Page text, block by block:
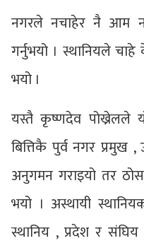
नगरले नचाहेर नै आम
गर्नुभयो । स्थानियले
भयो ।
यस्तै कृष्णदेव पोख्रेलले
बित्तिकै पुर्व नगर प्रमुख
अनुगमन गराइयो तर
भयो । अस्थायी
स्थानिय , प्रदेश र संघिय